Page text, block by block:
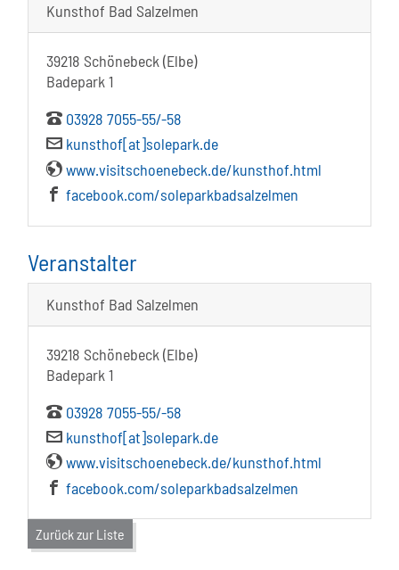
Kunsthof Bad Salzelmen
39218 Schönebeck (Elbe)
Badepark 1
03928 7055-55/-58
kunsthof[at]solepark.de
www.visitschoenebeck.de/kunsthof.html
facebook.com/soleparkbadsalzelmen
Veranstalter
Kunsthof Bad Salzelmen
39218 Schönebeck (Elbe)
Badepark 1
03928 7055-55/-58
kunsthof[at]solepark.de
www.visitschoenebeck.de/kunsthof.html
facebook.com/soleparkbadsalzelmen
Zurück zur Liste